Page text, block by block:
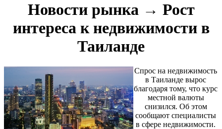
Новости рынка → Рост
интереса к недвижимости в
Таиланде
Спрос на недвижимость
в Таиланде вырос
благодаря тому, что курс
местной валюты
снизился. Об этом
сообщают специалисты
в сфере недвижимости.